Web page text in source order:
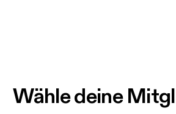
Wähle deine